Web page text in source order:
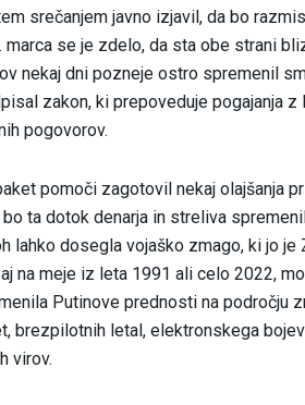
srečanjem javno izjavil, da bo
se je zdelo, da sta obe strani
nekaj dni pozneje ostro spremenil
zakon, ki prepoveduje pogajanja z
pogovorov.
pomoči zagotovil nekaj olajšanja
ta dotok denarja in streliva
lahko dosegla vojaško zmago, ki jo je
na meje iz leta 1991 ali celo 2022,
Putinove prednosti na področju
brezpilotnih letal, elektronskega
virov.